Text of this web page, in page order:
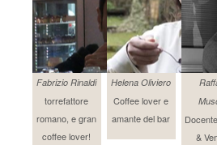
Fabrizio Rinaldi
torrefattore
romano, e gran
coffee lover!
Helena Oliviero
Coffee lover e
amante del bar
&